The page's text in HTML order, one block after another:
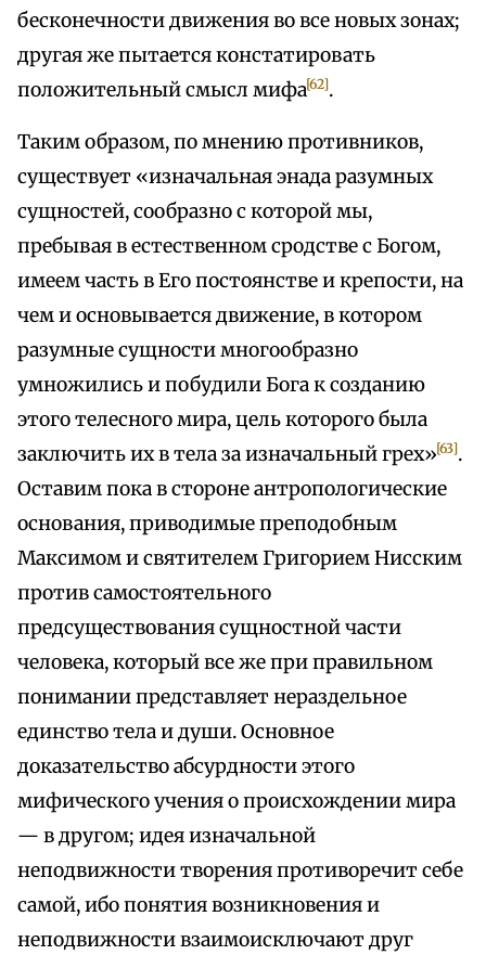
бесконечности движения во все новых зонах;
другая же пытается констатировать
положительный смысл мифа[62].
Таким образом, по мнению противников,
существует «изначальная энада разумных
сущностей, сообразно с которой мы,
пребывая в естественном сродстве с Богом,
имеем часть в Его постоянстве и крепости, на
чем и основывается движение, в котором
разумные сущности многообразно
умножились и побудили Бога к созданию
этого телесного мира, цель которого была
заключить их в тела за изначальный грех»[63].
Оставим пока в стороне антропологические
основания, приводимые преподобным
Максимом и святителем Григорием Нисским
против самостоятельного
предсуществования сущностной части
человека, который все же при правильном
понимании представляет нераздельное
единство тела и души. Основное
доказательство абсурдности этого
мифического учения о происхождении мира
— в другом; идея изначальной
неподвижности творения противоречит себе
самой, ибо понятия возникновения и
неподвижности взаимоисключают друг